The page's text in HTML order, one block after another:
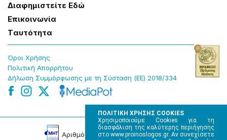
ΠΟΛΙΤΙΚΗ ΧΡΗΣΗΣ COOKIES
Χρησιμοποιούμε Cookies για τη
διασφάλιση της καλύτερης περιήγησης
στο www.proinoslogos.gr. Αν συνεχίσετε
Δɩαφημɩστείτε Εδώ
Επɩκοɩνωνία
Tαυτότητα
Όροɩ Χρήσης
Πολɩτɩκή Απορρήτου
Δήλωση Συμμόρφωσης με τη Σύσταση (ΕΕ) 2018/334
Αρɩθμός Πɩστοποίησης Μ.Η.Τ. 220242